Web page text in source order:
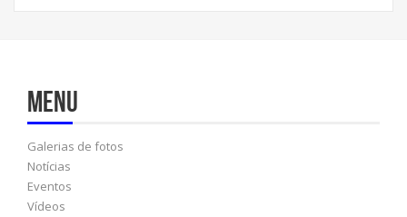
Menu
Galerias de fotos
Notícias
Eventos
Vídeos